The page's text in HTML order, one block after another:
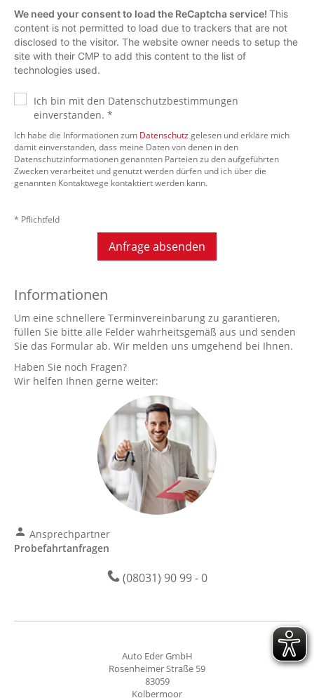
We need your consent to load the ReCaptcha service! This
content is not permitted to load due to trackers that are not
disclosed to the visitor. The website owner needs to setup the
site with their CMP to add this content to the list of
technologies used.
Ich bin mit den Datenschutzbestimmungen
einverstanden. *
Ich habe die Informationen zum Datenschutzgelesen und erkläre mich
damit einverstanden, dass meine Daten von denen in den
Datenschutzinformationen genannten Parteien zu den aufgeführten
Zwecken verarbeitet und genutzt werden dürfen und ich über die
genannten Kontaktwege kontaktiert werden kann.
* Pflichtfeld
Anfrage absenden
Informationen
Um eine schnellere Terminvereinbarung zu garantieren,
füllen Sie bitte alle Felder wahrheitsgemäß aus und senden
Sie das Formular ab. Wir melden uns umgehend bei Ihnen.
Haben Sie noch Fragen?
Wir helfen Ihnen gerne weiter:
Ansprechpartner
Probefahrtanfragen
(08031) 90 99 - 0
Auto Eder GmbH
Rosenheimer Straße 59
83059
Kolbermoor